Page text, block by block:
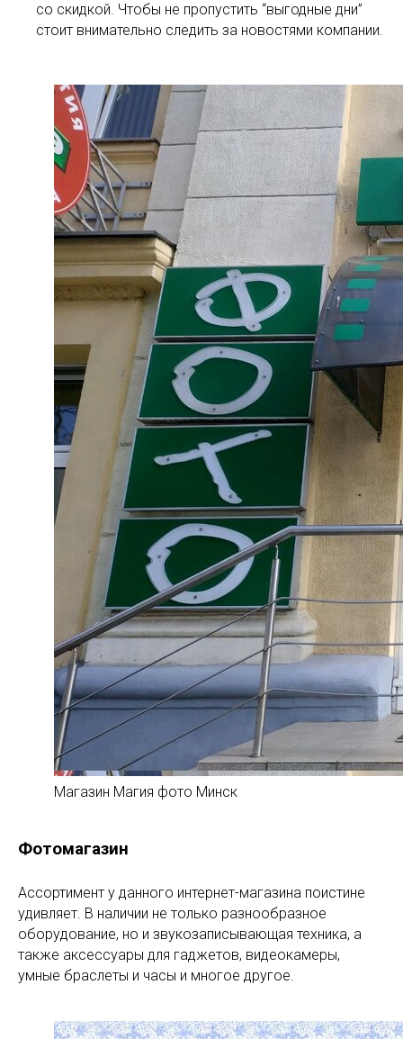
со скидкой. Чтобы не пропустить “выгодные дни”
стоит внимательно следить за новостями компании.
Магазин Магия фото Минск
Фотомагазин
Ассортимент у данного интернет-магазина поистине
удивляет. В наличии не только разнообразное
оборудование, но и звукозаписывающая техника, а
также аксессуары для гаджетов, видеокамеры,
умные браслеты и часы и многое другое.